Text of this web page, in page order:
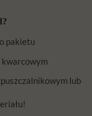
pakietu
kwarcowym
lub